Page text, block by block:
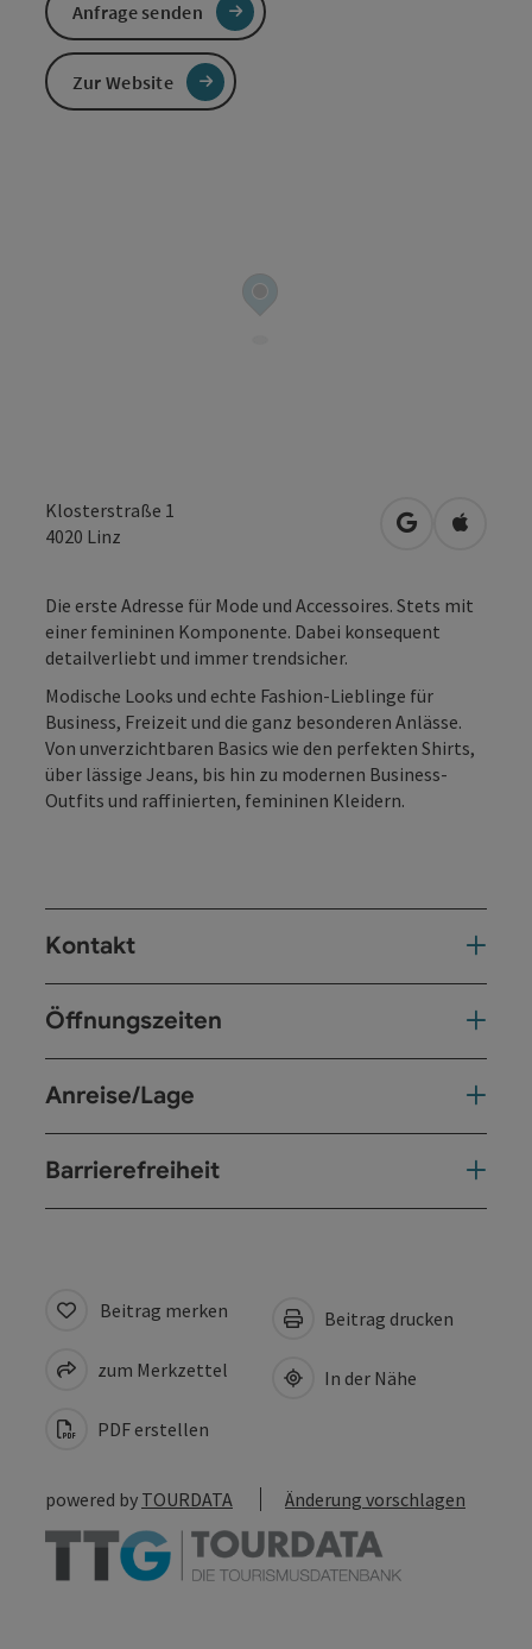
Klosterstraße 1
4020 Linz in Google
in
Die erste Adresse für Mode und Accessoires. Stets mit
einer femininen Komponente. Dabei konsequent
detailverliebt und immer trendsicher.
Modische Looks und echte Fashion-Lieblinge für
Business, Freizeit und die ganz besonderen Anlässe.
Von unverzichtbaren Basics wie den perfekten Shirts,
über lässige Jeans, bis hin zu modernen Business-
Outfits und raffinierten, femininen Kleidern.
Kontakt
Öffnungszeiten
Anreise/Lage
Barrierefreiheit
Anfrage senden
Zur Website
Beitrag merken
zum Merkzettel
PDF erstellen
Beitrag drucken
In der Nähe
powered by TOURDATA Änderung vorschlagen